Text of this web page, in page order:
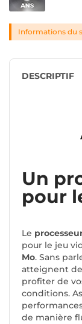
Informations du
DESCRIPTIF
Un
pour
Le
pour le jeu
Mo. Sans
atteignent
profiter de
conditions.
de manière